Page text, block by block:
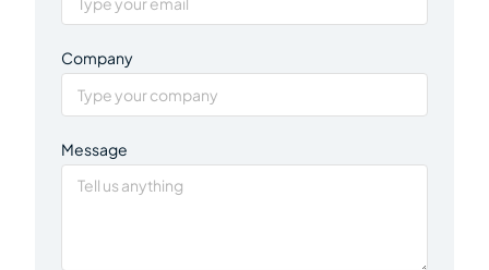
Company
Message